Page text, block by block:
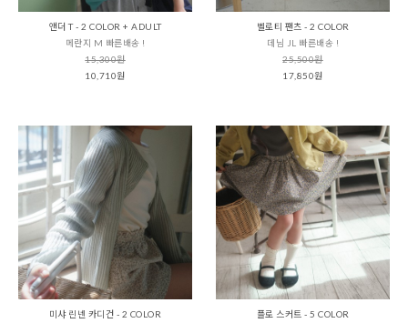
앤더 T - 2 COLOR + ADULT
메란지 M 빠른배송 !
15,300원
10,710원
벨로티 팬츠 - 2 COLOR
데님 JL 빠른배송 !
25,500원
17,850원
미샤 린넨 카디건 - 2 COLOR
플로 스커트 - 5 COLOR